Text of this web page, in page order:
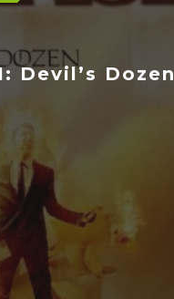
Devil’s Dozen